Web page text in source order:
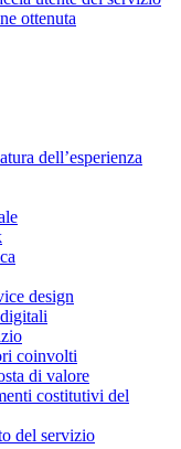
ottenuta
dell’esperienza
design
coinvolti
di valore
costitutivi del
del servizio